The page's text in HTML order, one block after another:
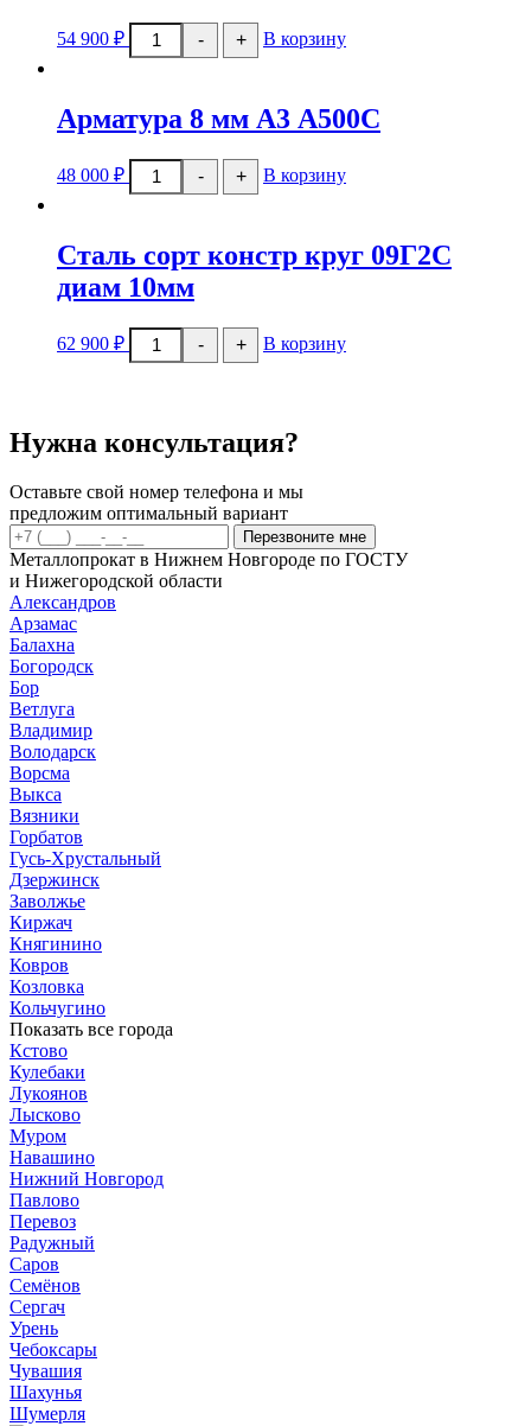
54 900 ₽ -
Количество
товара
круг
диам
30мм
+ В корзину
Арматура 8 мм А3 А500С
48 000 ₽ -
Количество
товара
А3
А500С
+ В корзину
Сталь сорт констр круг 09Г2С
диам 10мм
62 900 ₽ -
Количество
товара
09Г2С
10мм
+ В корзину
Нужна консультация?
Оставьте свой номер телефона и мы
предложим оптимальный вариант
Перезвоните мне
Металлопрокат в Нижнем Новгороде по ГОСТУ
и Нижегородской области
Александров
Арзамас
Балахна
Богородск
Бор
Ветлуга
Владимир
Володарск
Ворсма
Выкса
Вязники
Горбатов
Гусь-Хрустальный
Дзержинск
Заволжье
Киржач
Княгинино
Ковров
Козловка
Кольчугино
Показать все города
Кстово
Кулебаки
Лукоянов
Лысково
Муром
Навашино
Нижний Новгород
Павлово
Перевоз
Радужный
Саров
Семёнов
Сергач
Урень
Чебоксары
Чувашия
Шахунья
Шумерля